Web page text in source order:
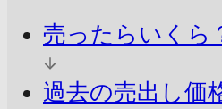
売ったらいくら
過去の売出し価